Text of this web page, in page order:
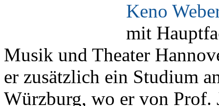
Keno
mit
Musik und Theater
er zusätzlich ein Studium
Würzburg, wo er von Prof.